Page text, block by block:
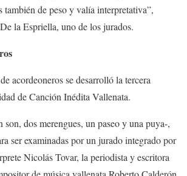
también de peso y valía interpretativa”,
la Espriella, uno de los jurados.
acordeoneros se desarrolló la tercera
de Canción Inédita Vallenata.
dos merengues, un paseo y una puya-,
ser examinadas por un jurado integrado por
Nicolás Tovar, la periodista y escritora